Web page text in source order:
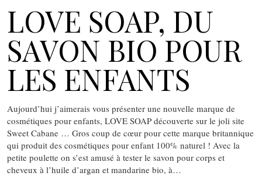
LOVE SOAP, DU
SAVON BIO POUR
LES ENFANTS
Aujourd’hui j’aimerais vous présenter une nouvelle marque de
cosmétiques pour enfants, LOVE SOAP découverte sur le joli site
Sweet Cabane … Gros coup de cœur pour cette marque britannique
qui produit des cosmétiques pour enfant 100% naturel ! Avec la
petite poulette on s’est amusé à tester le savon pour corps et
cheveux à l’huile d’argan et mandarine bio, à…